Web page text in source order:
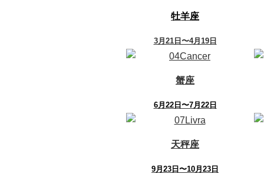
牡羊座
3月21日〜4月19日
蟹座
6月22日〜7月22日
天秤座
9月23日〜10月23日